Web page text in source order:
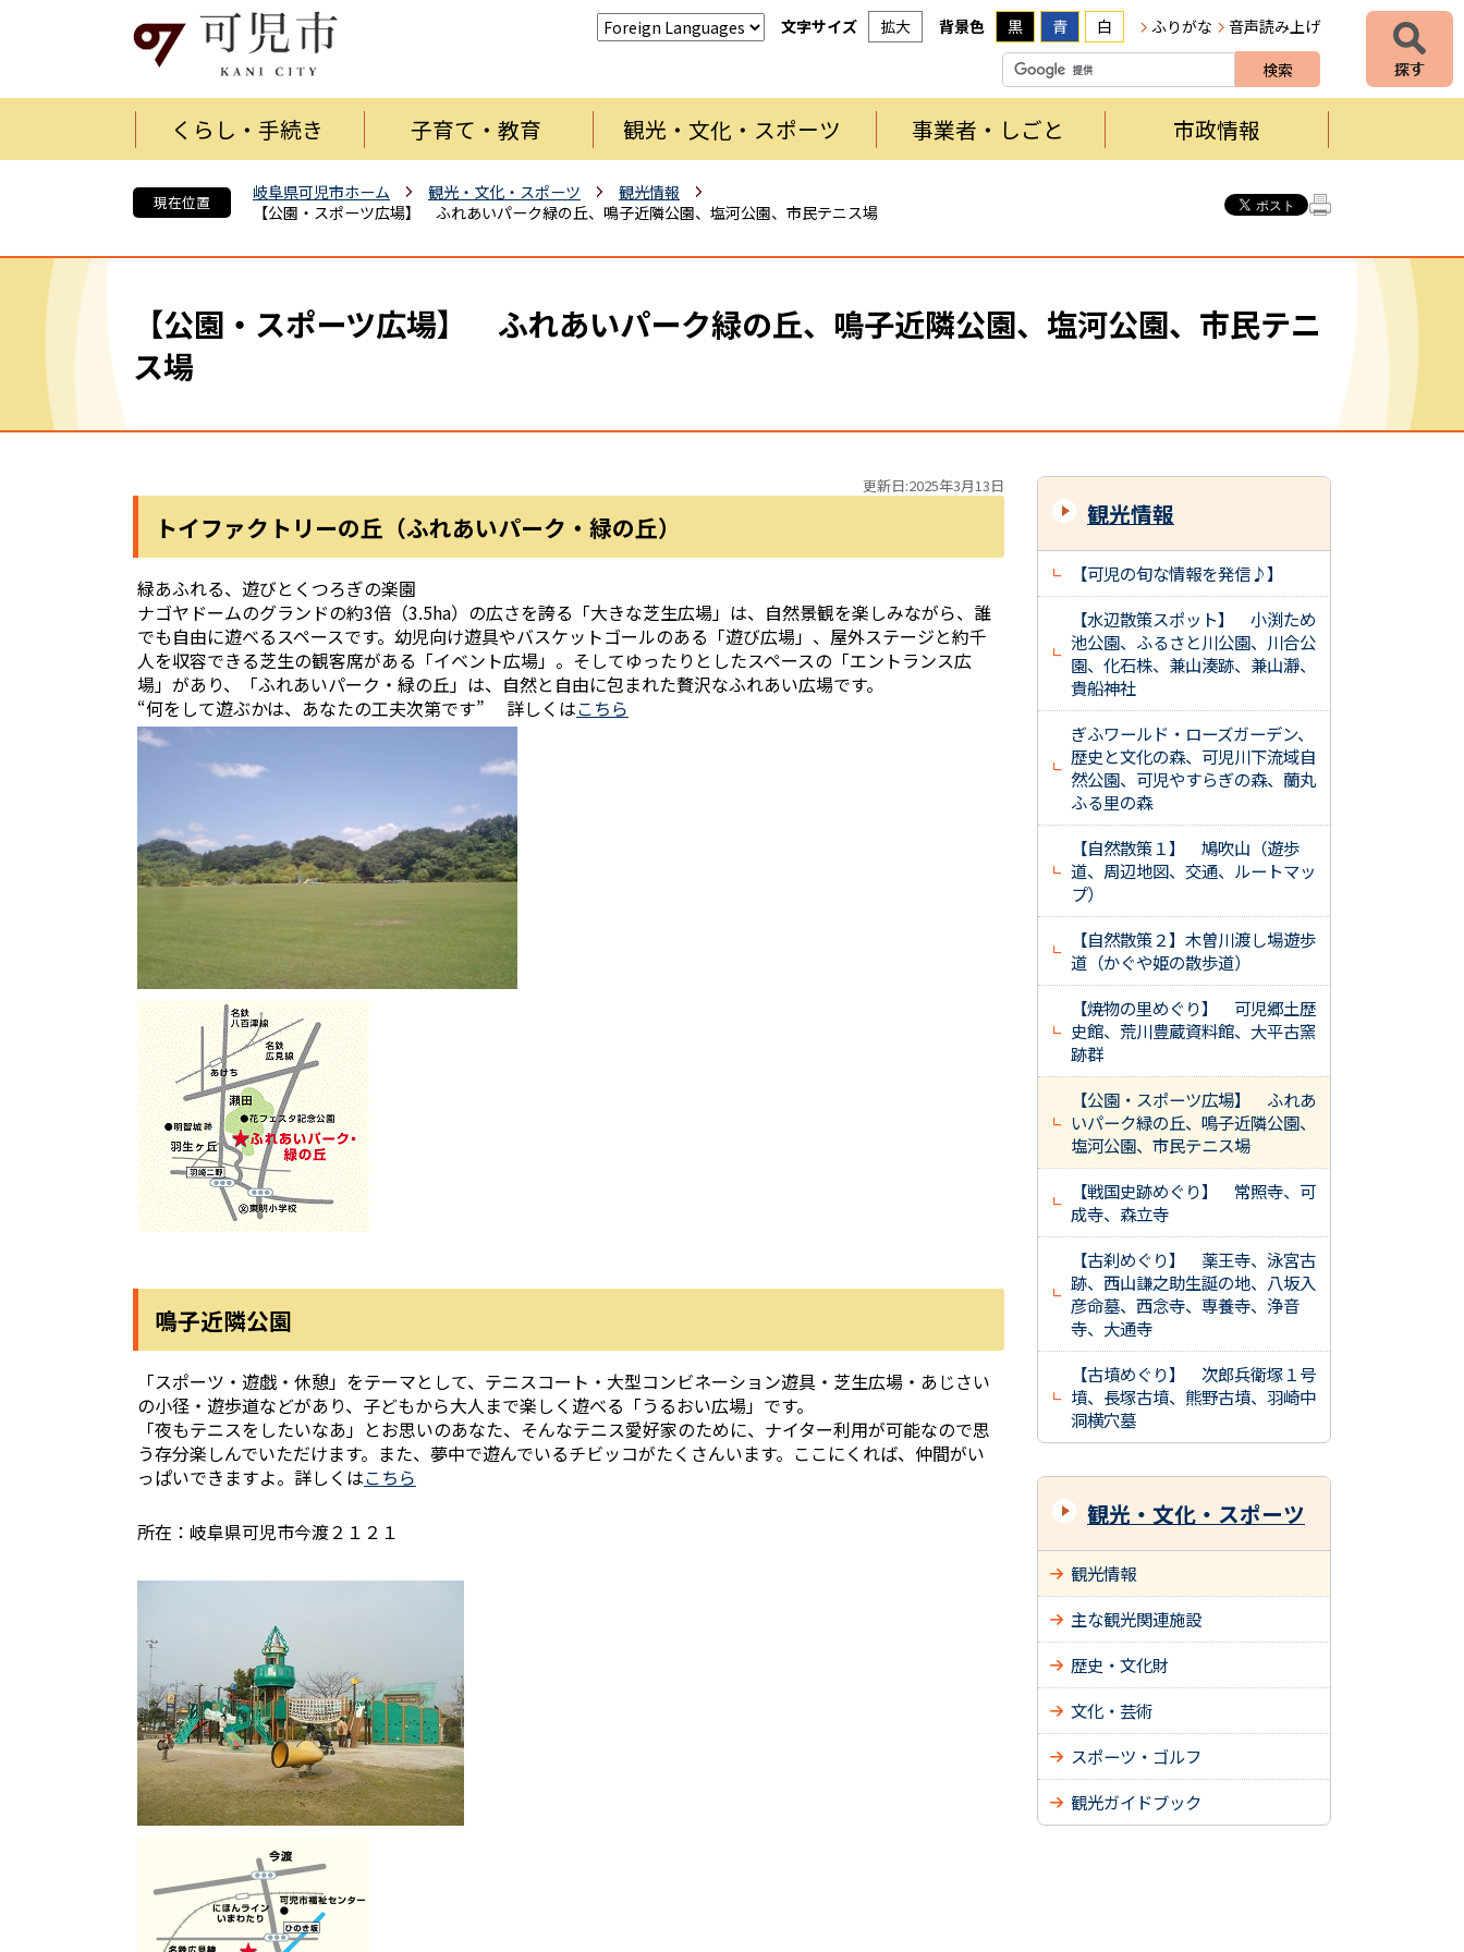
文字サイズ 拡大 背景色 黒 青 白 ふりがな 音声読み上げ
くらし・手続き 子育て・教育 観光・文化・スポーツ 事業者・しごと 市政情報
現在位置 岐阜県可児市ホーム 観光・文化・スポーツ
観光情報
【公園・スポーツ広場】 ふれあいパーク緑の丘、鳴子近隣公園、塩河公園、市民テニス場
【公園・スポーツ広場】 ふれあいパーク緑の丘、鳴子近隣公園、塩河公園、市民テニ
ス場
更新日:2025年3月13日
トイファクトリーの丘（ふれあいパーク・緑の丘）
緑あふれる、遊びとくつろぎの楽園
ナゴヤドームのグランドの約3倍（3.5ha）の広さを誇る「大きな芝生広場」は、自然景観を楽しみながら、誰
でも自由に遊べるスペースです。幼児向け遊具やバスケットゴールのある「遊び広場」、屋外ステージと約千
人を収容できる芝生の観客席がある「イベント広場」。そしてゆったりとしたスペースの「エントランス広
場」があり、「ふれあいパーク・緑の丘」は、自然と自由に包まれた贅沢なふれあい広場です。
“何をして遊ぶかは、あなたの工夫次第です” 詳しくはこちら
鳴子近隣公園
「スポーツ・遊戯・休憩」をテーマとして、テニスコート・大型コンビネーション遊具・芝生広場・あじさい
の小径・遊歩道などがあり、子どもから大人まで楽しく遊べる「うるおい広場」です。
「夜もテニスをしたいなあ」とお思いのあなた、そんなテニス愛好家のために、ナイター利用が可能なので思
う存分楽しんでいただけます。また、夢中で遊んでいるチビッコがたくさんいます。ここにくれば、仲間がい
っぱいできますよ。詳しくはこちら
所在：岐阜県可児市今渡２１２１
観光情報
【可児の旬な情報を発信♪】
【水辺散策スポット】 小渕ため
池公園、ふるさと川公園、川合公
園、化石株、兼山湊跡、兼山瀞、
貴船神社
ぎふワールド・ローズガーデン、
歴史と文化の森、可児川下流域自
然公園、可児やすらぎの森、蘭丸
ふる里の森
【自然散策１】 鳩吹山（遊歩
道、周辺地図、交通、ルートマッ
プ）
【自然散策２】木曽川渡し場遊歩
道（かぐや姫の散歩道）
【焼物の里めぐり】 可児郷土歴
史館、荒川豊蔵資料館、大平古窯
跡群
【公園・スポーツ広場】 ふれあ
いパーク緑の丘、鳴子近隣公園、
塩河公園、市民テニス場
【戦国史跡めぐり】 常照寺、可
成寺、森立寺
【古刹めぐり】 薬王寺、泳宮古
跡、西山謙之助生誕の地、八坂入
彦命墓、西念寺、専養寺、浄音
寺、大通寺
【古墳めぐり】 次郎兵衛塚１号
墳、長塚古墳、熊野古墳、羽崎中
洞横穴墓
観光・文化・スポーツ
観光情報
主な観光関連施設
歴史・文化財
文化・芸術
スポーツ・ゴルフ
観光ガイドブック